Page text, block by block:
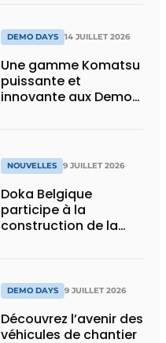
DEMO DAYS 14 JUILLET 2026
Une gamme Komatsu
puissante et
innovante aux Demo
NOUVELLES 9 JUILLET 2026
Doka Belgique
participe à la
construction de la
DEMO DAYS 9 JUILLET 2026
Découvrez l’avenir des
véhicules de chantier